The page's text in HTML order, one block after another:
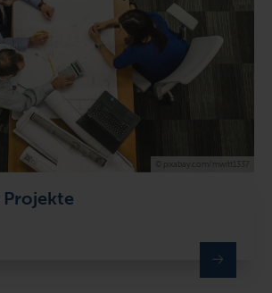
© pixabay.com/mwitt1337